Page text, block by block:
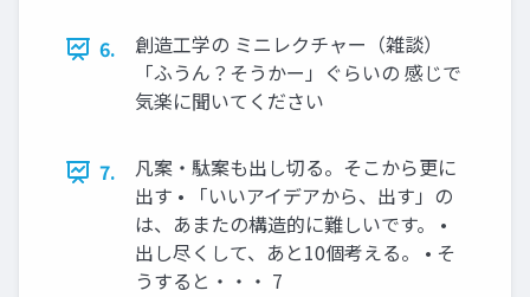
6.
創造工学の ミニレクチャー（雑談）
「ふうん？そうかー」ぐらいの 感じで
気楽に聞いてください
7.
凡案・駄案も出し切る。そこから更に
出す • 「いいアイデアから、出す」の
は、あまたの構造的に難しいです。 •
出し尽くして、あと10個考える。 • そ
うすると・・・ 7